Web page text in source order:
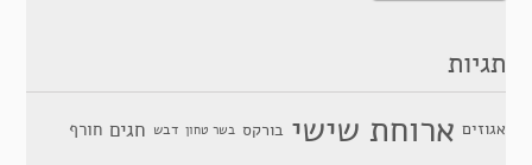
תגיות
אגוזים ארוחת שישי בורקס בשר טחון דבש חגים חורף